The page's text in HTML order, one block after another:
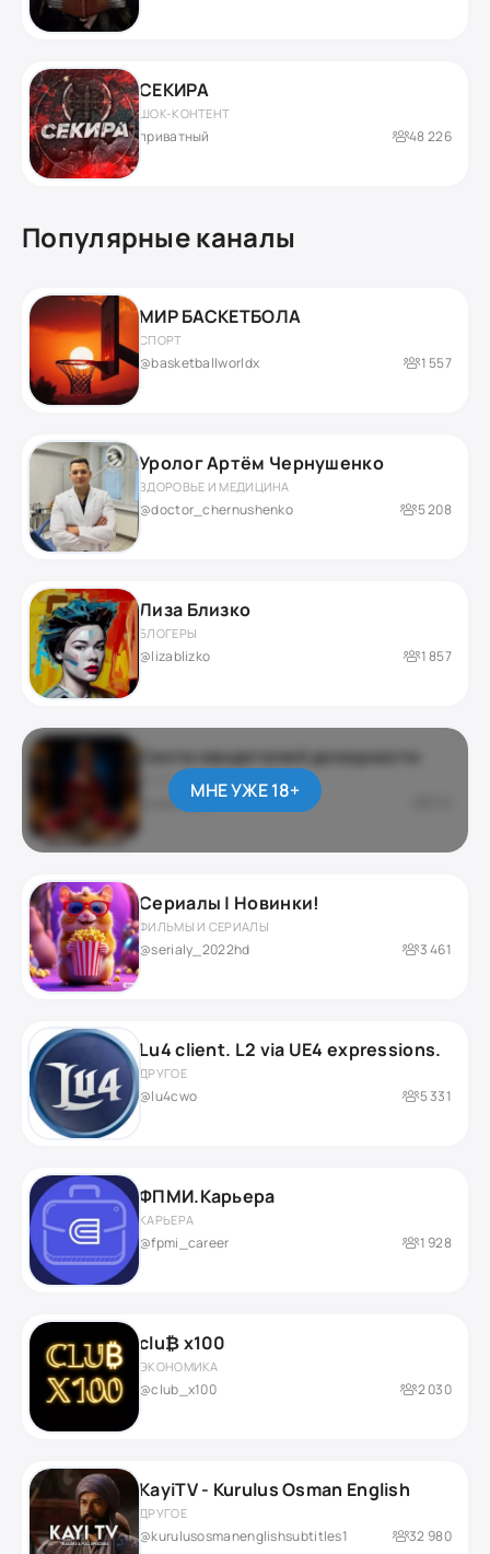
СЕКИРА
ШОК-КОНТЕНТ
приватный 48 226
Популярные каналы
МИР БАСКЕТБОЛА
СПОРТ
@basketballworldx 1 557
Уролог Артём Чернушенко
ЗДОРОВЬЕ И МЕДИЦИНА
@doctor_chernushenko 5 208
Лиза Близко
БЛОГЕРЫ
@lizablizko 1 857
Секта свидетелей доходности
ДАРКНЕТ / ЮМОР
приватный
МНЕ УЖЕ 18+
Сериалы | Новинки!
ФИЛЬМЫ И СЕРИАЛЫ
@serialy_2022hd 3 461
Lu4 client. L2 via UE4 expressions.
ДРУГОЕ
@lu4cwo 5 331
ФПМИ.Карьера
КАРЬЕРА
@fpmi_career 1 928
clu₿ x100
ЭКОНОМИКА
@club_x100 2 030
KayiTV - Kurulus Osman English
ДРУГОЕ
@kurulusosmanenglishsubtitles1 32 980